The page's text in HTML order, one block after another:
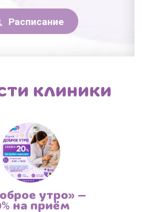
Расписание
КЛИНИКИ
утро» —
на приём